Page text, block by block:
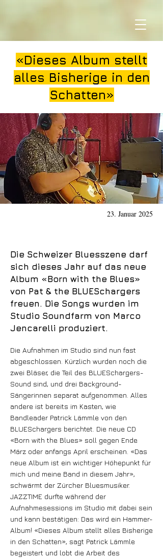
«Dieses Album stellt
alles Bisherige in den
Schatten»
23. Januar 2025
Die Schweizer Bluesszene darf
sich dieses Jahr auf das neue
Album «Born with the Blues»
von Pat & the BLUESchargers
freuen. Die Songs wurden im
Studio Soundfarm von Marco
Jencarelli produziert.
Die Aufnahmen im Studio sind nun fast
abgeschlossen. Kürzlich wurden noch die
zwei Bläser, die Teil des BLUESchargers-
Sound sind, und drei Background-
Sängerinnen separat aufgenommen. Alles
andere ist bereits im Kasten, wie
Bandleader Patrick Lämmle von den
BLUESchargers berichtet. Die neue CD
«Born with the Blues» soll gegen Ende
März oder anfangs April erscheinen. «Das
neue Album ist ein wichtiger Höhepunkt für
mich und meine Band in diesem Jahr»,
schwärmt der Zürcher Bluesmusiker.
JAZZTIME durfte während der
Aufnahmesessions im Studio mit dabei sein
und kann bestätigen: Das wird ein Hammer-
Album! «Dieses Album stellt alles Bisherige
in den Schatten», sagt Patrick Lämmle
begeistert und lobt die Arbeit des